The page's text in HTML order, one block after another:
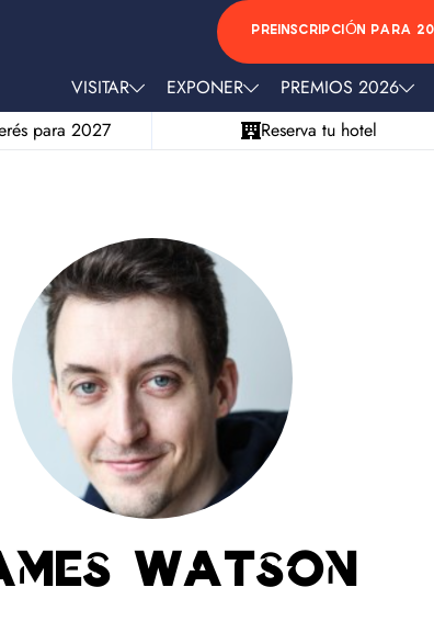
PREINSCRIPCIÓN PARA
VISITAR EXPONER PREMIOS 2026
para 2027 Reserva tu hotel
Watson